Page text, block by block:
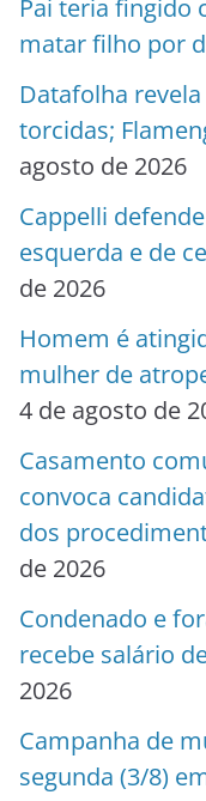
Pai teria fingido
matar filho por
Datafolha
torcidas;
agosto de 2026
Cappelli
esquerda e de
de 2026
Homem é
mulher de
4 de agosto de
Casamento
convoca
dos
de 2026
Condenado e
recebe salário
2026
Campanha de
segunda (3/8)